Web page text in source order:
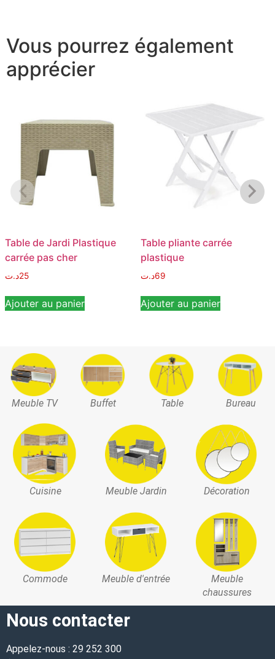
Vous pourrez également
apprécier
Table de Jardi Plastique
carrée pas cher
25د.ت
Ajouter au panier
Table pliante carrée
plastique
69د.ت
Ajouter au panier
Meuble TV Buffet Table Bureau
Cuisine Meuble Jardin Décoration
Commode Meuble d'entrée
Meuble
chaussures
Nous contacter
Appelez-nous : 29 252 300